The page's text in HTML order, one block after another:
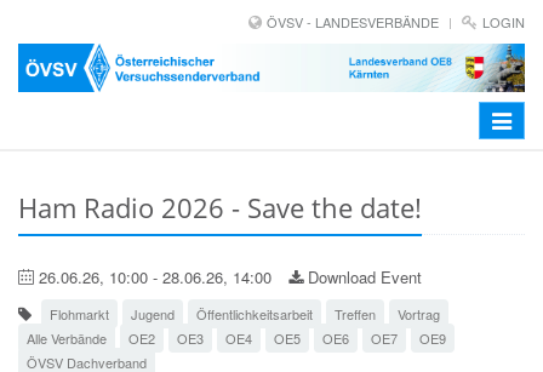
ÖVSV - LANDESVERBÄNDE LOGIN
Toggle
Ham Radio 2026 - Save the date!
26.06.26, 10:00 - 28.06.26, 14:00 Download Event
Flohmarkt Jugend Öffentlichkeitsarbeit Treffen
Vortrag
Alle Verbände
OE2 OE3 OE4 OE5 OE6 OE7
OE9
ÖVSV Dachverband